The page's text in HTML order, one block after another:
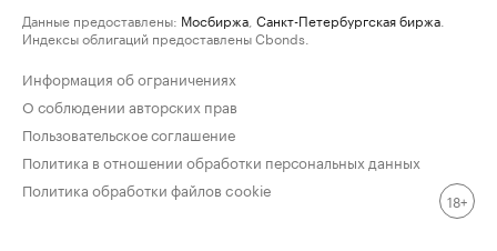
Данные предоставлены: Мосбиржа Санкт-Петербургская биржа
Индексы облигаций предоставлены Cbonds.
Информация об ограничениях
О соблюдении авторских прав
Пользовательское соглашение
Политика в отношении обработки персональных данных
Политика обработки файлов cookie
18+